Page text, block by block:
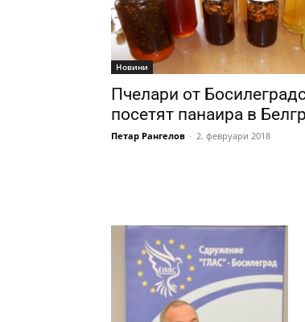
Новини
Пчелари от
посетят панаира в
Петар Рангелов - 2. февруари 2018